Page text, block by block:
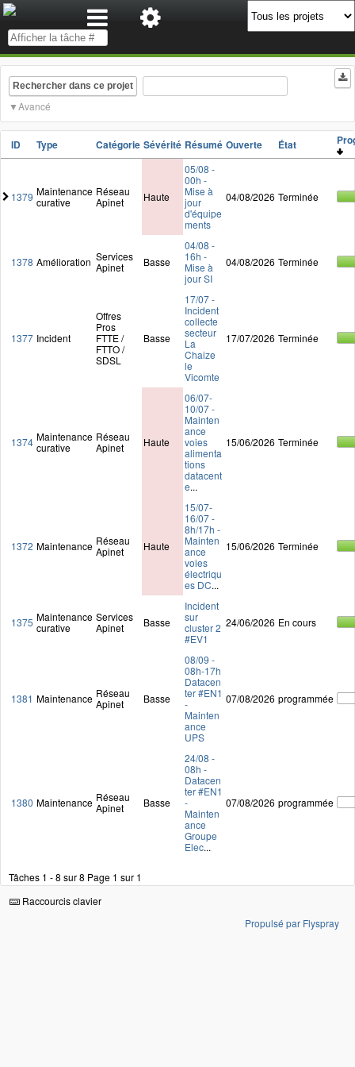
Rechercher dans ce projet
Avancé
ID Type Catégorie Sévérité Résumé Ouverte État
1379 Maintenance
curative
Réseau
Apinet
Haute
05/08 -
00h -
Mise à
jour
d'équipe
ments
04/08/2026 Terminée
1378 Amélioration Services
Apinet
Basse
04/08 -
16h -
Mise à
jour SI
04/08/2026 Terminée
1377 Incident
Offres
Pros
FTTE /
FTTO /
SDSL
Basse
17/07 -
Incident
collecte
secteur
La
Chaize
le
Vicomte
17/07/2026 Terminée
1374 Maintenance
curative
Réseau
Apinet
Haute
06/07-
10/07 -
Mainten
ance
voies
alimenta
tions
datacent
e...
15/06/2026 Terminée
1372 Maintenance Réseau
Apinet
Haute
15/07-
16/07 -
8h/17h -
Mainten
ance
voies
électriqu
es DC...
15/06/2026 Terminée
1375 Maintenance
curative
Services
Apinet
Basse
Incident
sur
cluster 2
#EV1
24/06/2026 En cours
1381 Maintenance Réseau
Apinet
Basse
08/09 -
08h-17h
Datacen
ter #EN1
-
Mainten
ance
UPS
07/08/2026 programmée
1380 Maintenance Réseau
Apinet
Basse
24/08 -
08h -
Datacen
ter #EN1
-
Mainten
ance
Groupe
Elec...
07/08/2026 programmée
Tâches 1 - 8 sur 8 Page 1 sur 1
Raccourcis clavier
Propulsé par Flyspray